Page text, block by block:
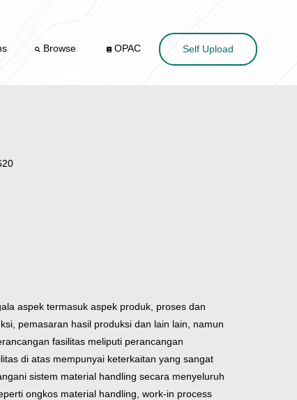
Browse OPAC Self Upload
aspek termasuk aspek produk, proses dan
pemasaran hasil produksi dan lain lain, namun
fasilitas meliputi perancangan
di atas mempunyai keterkaitan yang sangat
sistem material handling secara menyeluruh
ongkos material handling, work-in process